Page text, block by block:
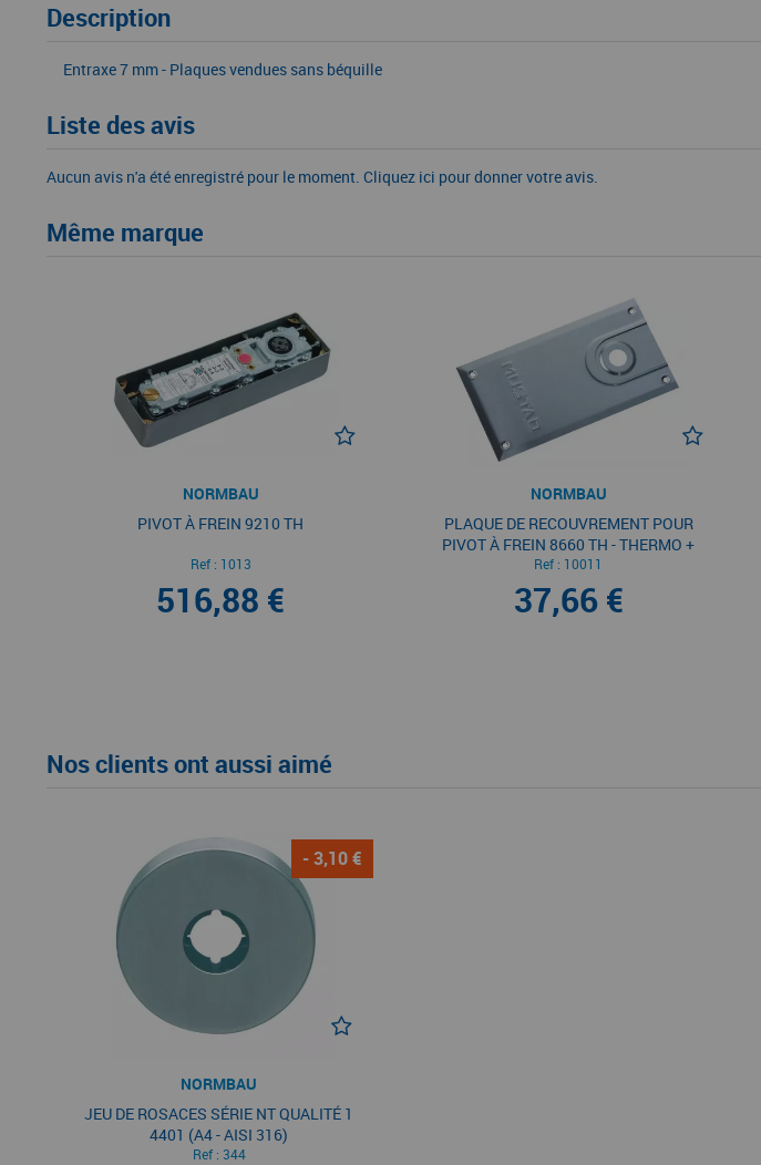
Description
Entraxe 7 mm - Plaques vendues sans béquille
Liste des avis
Aucun avis n'a été enregistré pour le moment. Cliquez ici pour donner votre avis.
Même marque
NORMBAU
PIVOT À FREIN 9210 TH
Ref : 1013
516,88 €
NORMBAU
PLAQUE DE RECOUVREMENT POUR
PIVOT À FREIN 8660 TH - THERMO +
MUSTAD
Ref : 10011
37,66 €
Nos clients ont aussi aimé
- 3,10 €
NORMBAU
JEU DE ROSACES SÉRIE NT QUALITÉ 1
4401 (A4 - AISI 316)
Ref : 344